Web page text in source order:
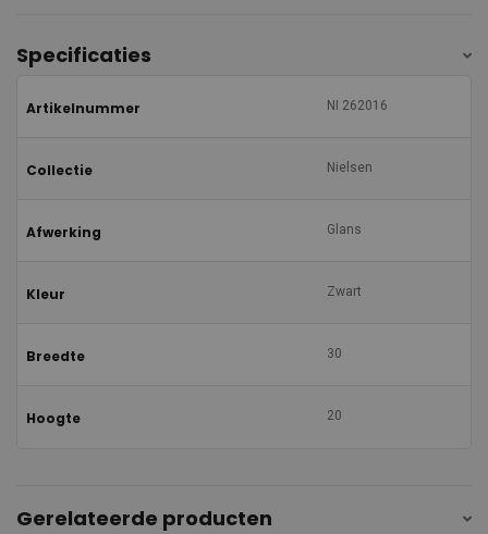
Specificaties
Artikelnummer NI 262016
Collectie Nielsen
Afwerking Glans
Kleur Zwart
Breedte 30
Hoogte 20
Gerelateerde producten